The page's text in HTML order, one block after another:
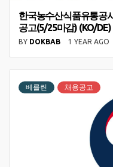
한국농수산식품유통공
공고(5/25마감) (KO/DE)
BY DOKBAB 1 YEAR AGO
베를린 채용공고